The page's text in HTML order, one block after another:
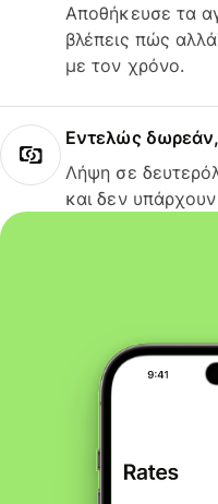
Αποθήκευσε τα
βλέπεις πώς
με τον χρόνο.
Εντελώς δωρεάν,
Λήψη σε
και δεν υπάρχουν